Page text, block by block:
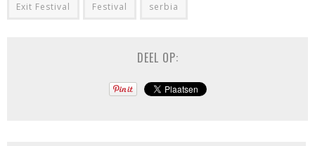
Exit Festival Festival serbia
DEEL OP: